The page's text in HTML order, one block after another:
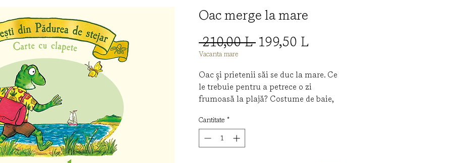
Oac merge la mare
210,00 L Preț
199,50 LPreț
Vacanta mare
Oac și prietenii săi se duc la mare. Ce
le trebuie pentru a petrece o zi
frumoasă la plajă? Costume de baie,
lopățele, forme de modelat în nisip,
sucuri și gustări… Trenul merge
repede și nimic nu e mai frumos
Cantitate *